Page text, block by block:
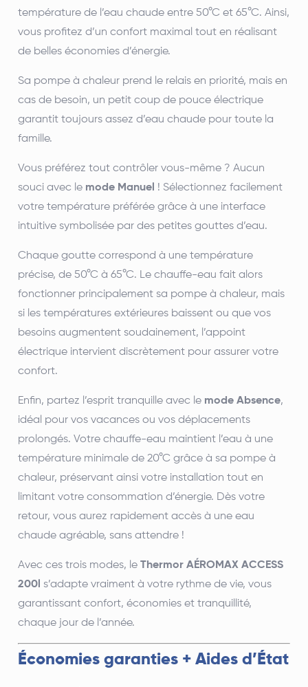
température de l’eau chaude entre 50°C et 65°C. Ainsi,
vous profitez d’un confort maximal tout en réalisant
de belles économies d’énergie.
Sa pompe à chaleur prend le relais en priorité, mais en
cas de besoin, un petit coup de pouce électrique
garantit toujours assez d’eau chaude pour toute la
famille.
Vous préférez tout contrôler vous-même ? Aucun
souci avec le mode Manuel ! Sélectionnez facilement
votre température préférée grâce à une interface
intuitive symbolisée par des petites gouttes d’eau.
Chaque goutte correspond à une température
précise, de 50°C à 65°C. Le chauffe-eau fait alors
fonctionner principalement sa pompe à chaleur, mais
si les températures extérieures baissent ou que vos
besoins augmentent soudainement, l’appoint
électrique intervient discrètement pour assurer votre
confort.
Enfin, partez l’esprit tranquille avec le mode Absence,
idéal pour vos vacances ou vos déplacements
prolongés. Votre chauffe-eau maintient l’eau à une
température minimale de 20°C grâce à sa pompe à
chaleur, préservant ainsi votre installation tout en
limitant votre consommation d’énergie. Dès votre
retour, vous aurez rapidement accès à une eau
chaude agréable, sans attendre !
Avec ces trois modes, leThermor AÉROMAX ACCESS
200l s’adapte vraiment à votre rythme de vie, vous
garantissant confort, économies et tranquillité,
chaque jour de l’année.
Économies garanties + Aides d’État